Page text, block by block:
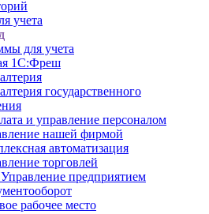
учета
для учета
1С:Фреш
государственного
и управление персоналом
нашей фирмой
автоматизация
торговлей
предприятием
рабочее место